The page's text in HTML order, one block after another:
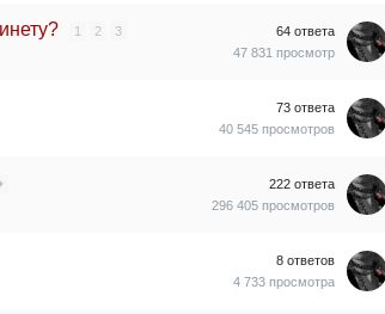
1 2
3
64 ответа
47 831 просмотр
73 ответа
40 545 просмотров
222 ответа
296 405 просмотров
8 ответов
4 733 просмотра